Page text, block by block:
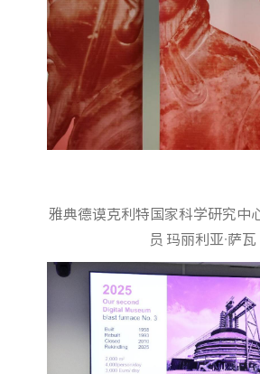
雅典德谟克利特国家科学研究中
员 玛丽利亚·萨瓦